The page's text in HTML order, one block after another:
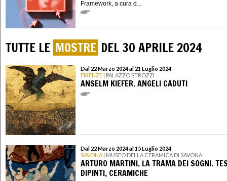
Framework, a cura d...
TUTTE LE MOSTRE DEL 30 APRILE 2024
Dal 22 Marzo 2024 al 21 Luglio 2024
FIRENZE | PALAZZO STROZZI
ANSELM KIEFER. ANGELI CADUTI
Dal 22 Marzo 2024 al 15 Luglio 2024
SAVONA | MUSEO DELLA CERAMICA DI SAVONA
ARTURO MARTINI. LA TRAMA DEI SOGNI.
DIPINTI, CERAMICHE